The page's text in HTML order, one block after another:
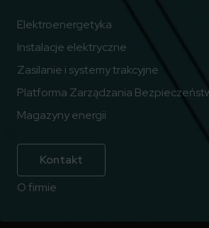
Elektroenergetyka
Instalacje elektryczne
Zasilanie i systemy trakcyjne
Platforma Zarządzania
Magazyny energii
Kontakt
O firmie